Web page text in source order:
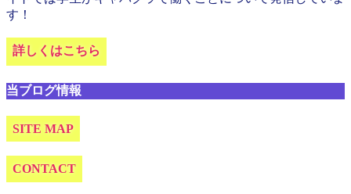
す！
詳しくはこちら
当ブログ情報
SITE MAP
CONTACT